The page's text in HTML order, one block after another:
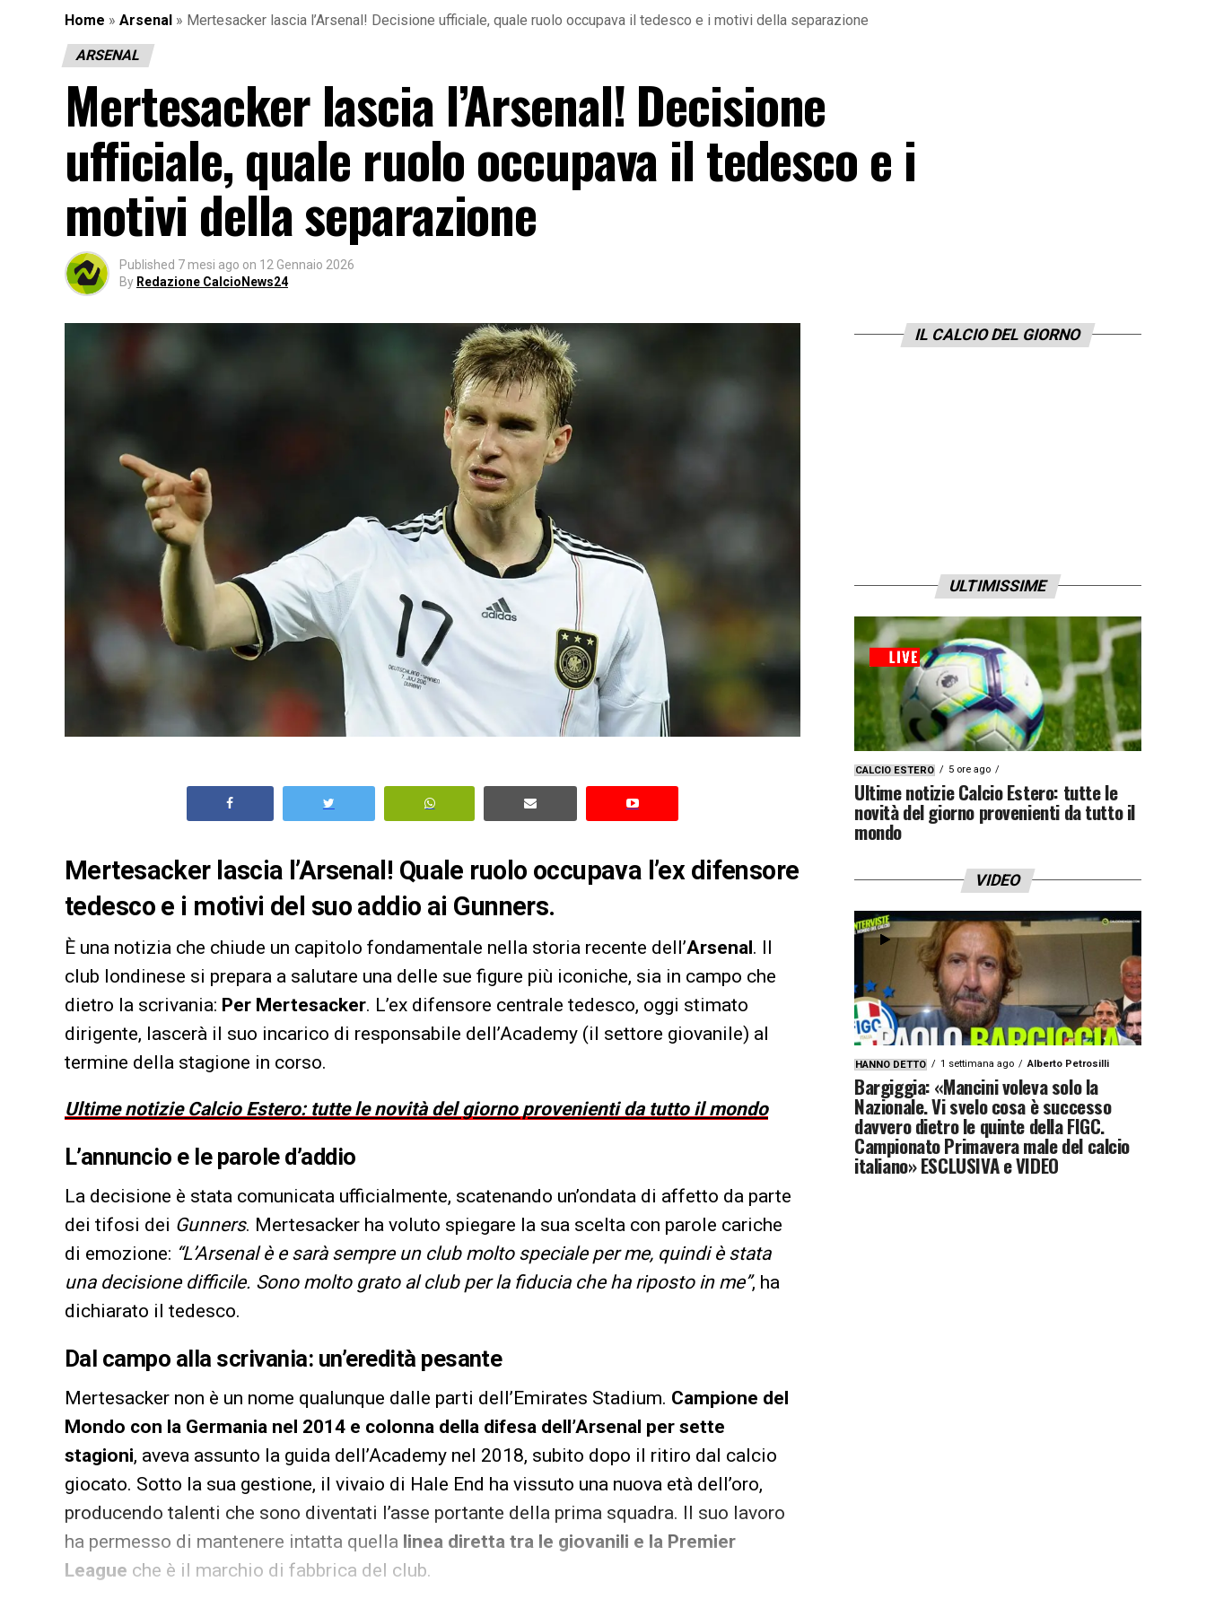
Home » Arsenal » Mertesacker lascia l’Arsenal! Decisione ufficiale, quale ruolo occupava il tedesco e i motivi della separazione
ARSENAL
Mertesacker lascia l’Arsenal! Decisione
ufficiale, quale ruolo occupava il tedesco e i
motivi della separazione
Published 7 mesi ago on 12 Gennaio 2026
By Redazione CalcioNews24
Mertesacker lascia l’Arsenal! Quale ruolo occupava l’ex difensore
tedesco e i motivi del suo addio ai Gunners.
È una notizia che chiude un capitolo fondamentale nella storia recente dell’Arsenal. Il
club londinese si prepara a salutare una delle sue figure più iconiche, sia in campo che
dietro la scrivania: Per Mertesacker. L’ex difensore centrale tedesco, oggi stimato
dirigente, lascerà il suo incarico di responsabile dell’Academy (il settore giovanile) al
termine della stagione in corso.
Ultime notizie Calcio Estero: tutte le novità del giorno provenienti da tutto il mondo
L’annuncio e le parole d’addio
La decisione è stata comunicata ufficialmente, scatenando un’ondata di affetto da parte
dei tifosi dei Gunners. Mertesacker ha voluto spiegare la sua scelta con parole cariche
di emozione: “L’Arsenal è e sarà sempre un club molto speciale per me, quindi è stata
una decisione difficile. Sono molto grato al club per la fiducia che ha riposto in me”, ha
dichiarato il tedesco.
Dal campo alla scrivania: un’eredità pesante
Mertesacker non è un nome qualunque dalle parti dell’Emirates Stadium. Campione del
Mondo con la Germania nel 2014 e colonna della difesa dell’Arsenal per sette
stagioni, aveva assunto la guida dell’Academy nel 2018, subito dopo il ritiro dal calcio
giocato. Sotto la sua gestione, il vivaio di Hale End ha vissuto una nuova età dell’oro,
producendo talenti che sono diventati l’asse portante della prima squadra. Il suo lavoro
ha permesso di mantenere intatta quella linea diretta tra le giovanili e la Premier
League che è il marchio di fabbrica del club.
IL CALCIO DEL GIORNO
ULTIMISSIME
CALCIO ESTERO 5 ore ago
Ultime notizie Calcio Estero: tutte le
novità del giorno provenienti da tutto il
mondo
VIDEO
HANNO DETTO 1 settimana ago Alberto Petrosilli
Bargiggia: «Mancini voleva solo la
Nazionale. Vi svelo cosa è successo
davvero dietro le quinte della FIGC.
Campionato Primavera male del calcio
italiano» ESCLUSIVA e VIDEO